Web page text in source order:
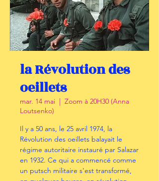
la Révolution des
oeillets
mar. 14 mai
  |
Zoom à 20H30 (Anna
Loutsenko)
Il y a 50 ans, le 25 avril 1974, la
Révolution des oeillets balayait le
régime autoritaire instauré par Salazar
en 1932. Ce qui a commencé comme
un putsch militaire s'est transformé,